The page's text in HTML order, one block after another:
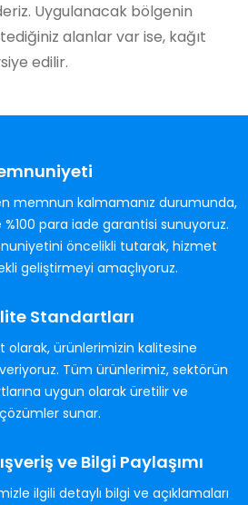
Uygulanacak bölgenin
alanlar var ise, kağıt
edilir.
memnun kalmamanız durumunda,
para iade garantisi sunuyoruz.
öncelikli tutarak, hizmet
geliştirmeyi amaçlıyoruz.
Standartları
olarak, ürünlerimizin kalitesine
Tüm ürünlerimiz, sektörün
uygun olarak üretilir ve
sunar.
ve Bilgi Paylaşımı
ilgili detaylı bilgi ve açıklamaları